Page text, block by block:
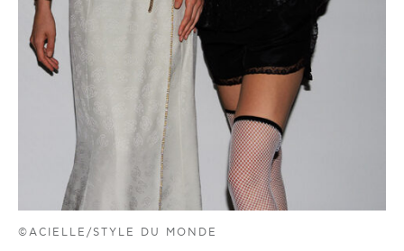
©ACIELLE/STYLE DU MONDE